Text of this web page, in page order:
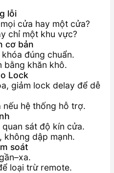
lỗi
cửa hay một cửa?
chỉ một khu vực?
cơ bản
đúng chuẩn.
bằng khăn khô.
Lock
giảm lock delay để dễ
hệ thống hỗ trợ.
sát độ kín cửa.
dập mạnh.
soát
loại trừ remote.